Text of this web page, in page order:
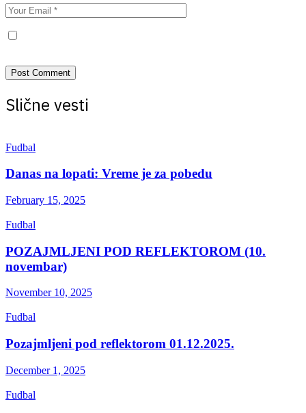
Slične vesti
Fudbal
Danas na lopati: Vreme je za pobedu
February 15, 2025
Fudbal
POZAJMLJENI POD REFLEKTOROM (10.
novembar)
November 10, 2025
Fudbal
Pozajmljeni pod reflektorom 01.12.2025.
December 1, 2025
Fudbal